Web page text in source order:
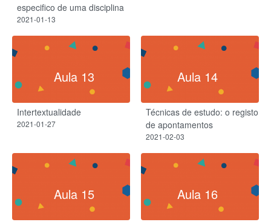
especifico de uma disciplina
2021-01-13
Aula 13
Intertextualidade​
2021-01-27
Aula 14
Técnicas de estudo: o registo
de apontamentos
2021-02-03
Aula 15 Aula 16